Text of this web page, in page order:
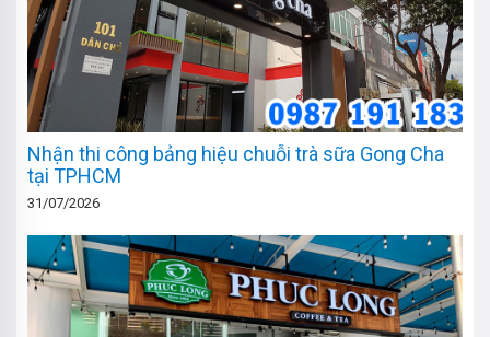
Nhận thi công bảng hiệu chuỗi trà sữa Gong Cha
tại TPHCM
31/07/2026